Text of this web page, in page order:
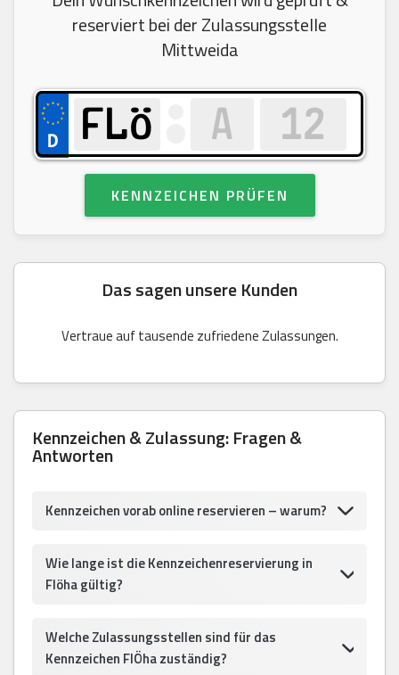
reserviert bei der Zulassungsstelle
Mittweida
KENNZEICHEN PRÜFEN
Das sagen unsere Kunden
Vertraue auf tausende zufriedene Zulassungen.
Kennzeichen & Zulassung: Fragen &
Antworten
Kennzeichen vorab online reservieren – warum?
Wie lange ist die Kennzeichenreservierung in
Flöha gültig?
Welche Zulassungsstellen sind für das
Kennzeichen FlÖha zuständig?